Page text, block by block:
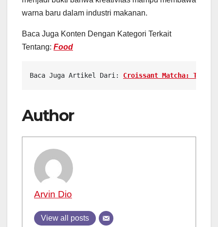
warna baru dalam industri makanan.
Baca Juga Konten Dengan Kategori Terkait
Tentang: Food
Baca Juga Artikel Dari: Croissant Matcha: Tren
Author
Arvin Dio
View all posts